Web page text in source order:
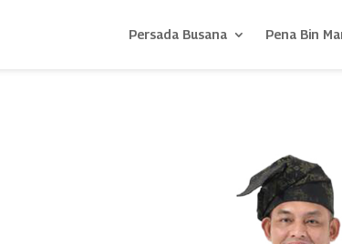
Persada Busana Pena Bin